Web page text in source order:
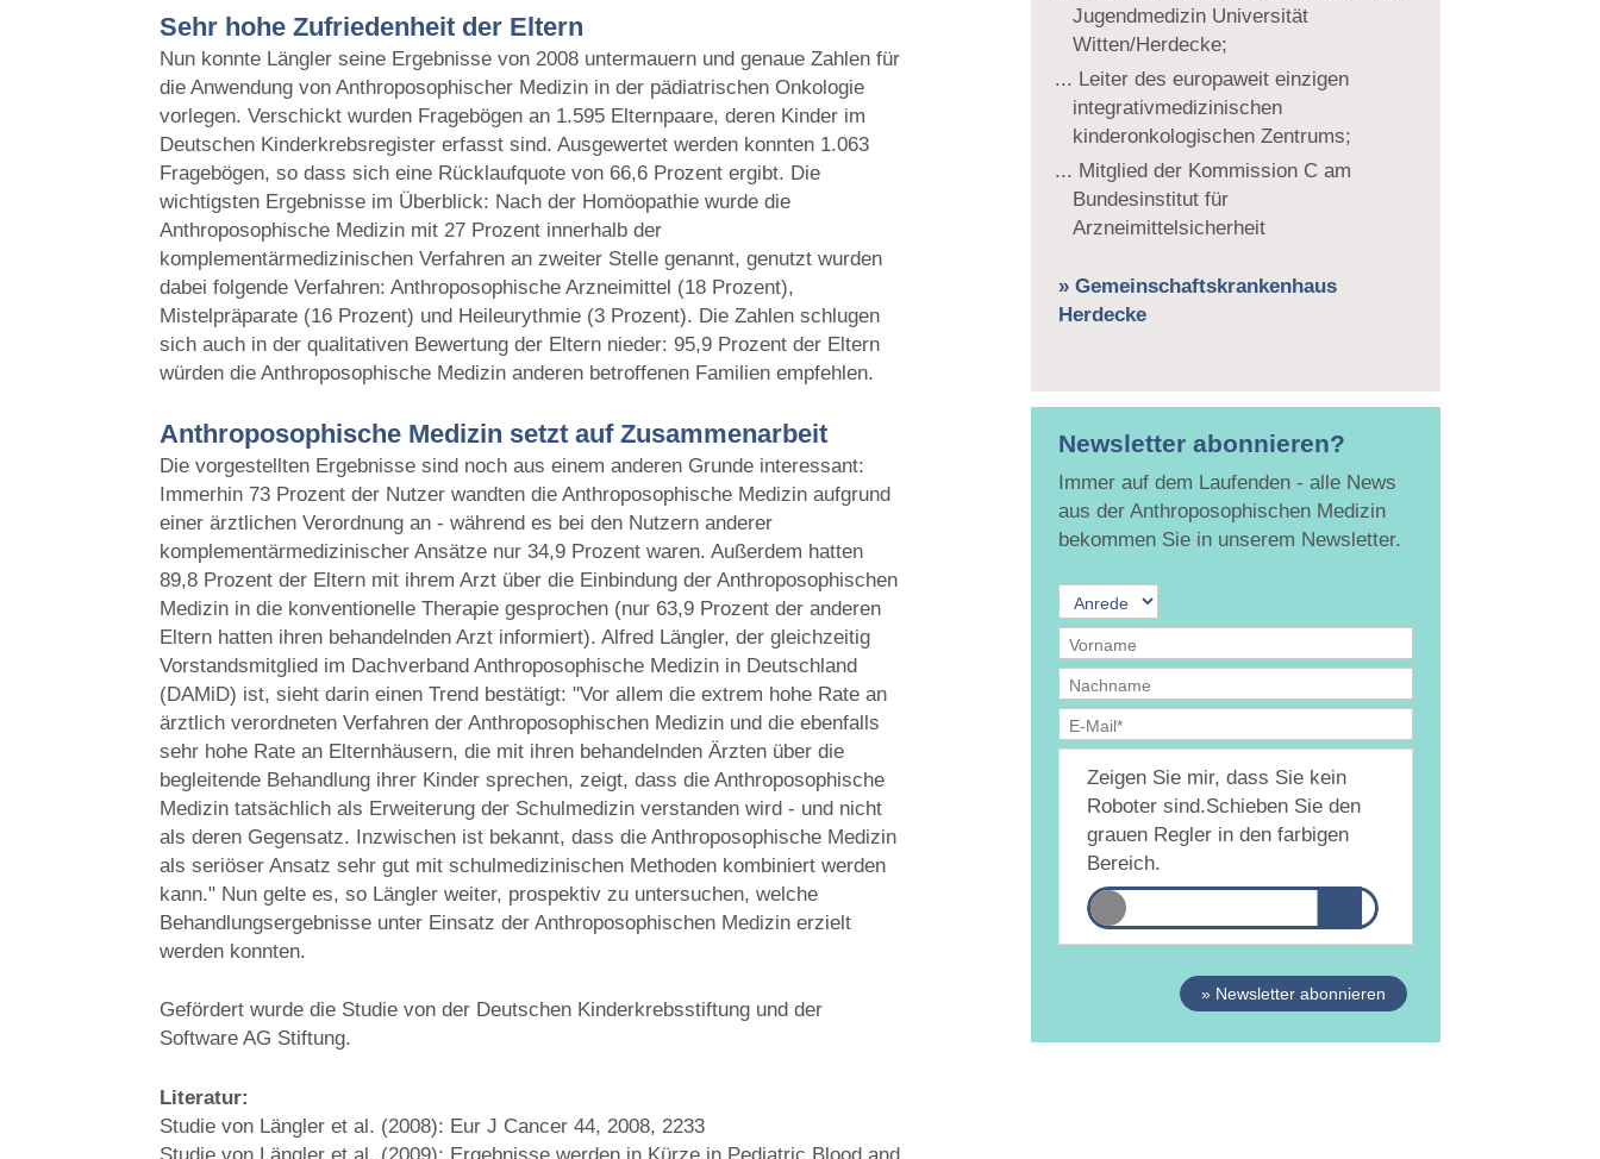
Sehr hohe Zufriedenheit der Eltern
Nun konnte Längler seine Ergebnisse von 2008 untermauern und genaue Zahlen für
die Anwendung von Anthroposophischer Medizin in der pädiatrischen Onkologie
vorlegen. Verschickt wurden Fragebögen an 1.595 Elternpaare, deren Kinder im
Deutschen Kinderkrebsregister erfasst sind. Ausgewertet werden konnten 1.063
Fragebögen, so dass sich eine Rücklaufquote von 66,6 Prozent ergibt. Die
wichtigsten Ergebnisse im Überblick: Nach der Homöopathie wurde die
Anthroposophische Medizin mit 27 Prozent innerhalb der
komplementärmedizinischen Verfahren an zweiter Stelle genannt, genutzt wurden
dabei folgende Verfahren: Anthroposophische Arzneimittel (18 Prozent),
Mistelpräparate (16 Prozent) und Heileurythmie (3 Prozent). Die Zahlen schlugen
sich auch in der qualitativen Bewertung der Eltern nieder: 95,9 Prozent der Eltern
würden die Anthroposophische Medizin anderen betroffenen Familien empfehlen.
Anthroposophische Medizin setzt auf Zusammenarbeit
Die vorgestellten Ergebnisse sind noch aus einem anderen Grunde interessant:
Immerhin 73 Prozent der Nutzer wandten die Anthroposophische Medizin aufgrund
einer ärztlichen Verordnung an - während es bei den Nutzern anderer
komplementärmedizinischer Ansätze nur 34,9 Prozent waren. Außerdem hatten
89,8 Prozent der Eltern mit ihrem Arzt über die Einbindung der Anthroposophischen
Medizin in die konventionelle Therapie gesprochen (nur 63,9 Prozent der anderen
Eltern hatten ihren behandelnden Arzt informiert). Alfred Längler, der gleichzeitig
Vorstandsmitglied im Dachverband Anthroposophische Medizin in Deutschland
(DAMiD) ist, sieht darin einen Trend bestätigt: "Vor allem die extrem hohe Rate an
ärztlich verordneten Verfahren der Anthroposophischen Medizin und die ebenfalls
sehr hohe Rate an Elternhäusern, die mit ihren behandelnden Ärzten über die
begleitende Behandlung ihrer Kinder sprechen, zeigt, dass die Anthroposophische
Medizin tatsächlich als Erweiterung der Schulmedizin verstanden wird - und nicht
als deren Gegensatz. Inzwischen ist bekannt, dass die Anthroposophische Medizin
als seriöser Ansatz sehr gut mit schulmedizinischen Methoden kombiniert werden
kann." Nun gelte es, so Längler weiter, prospektiv zu untersuchen, welche
Behandlungsergebnisse unter Einsatz der Anthroposophischen Medizin erzielt
werden konnten.
Gefördert wurde die Studie von der Deutschen Kinderkrebsstiftung und der
Software AG Stiftung.
Literatur:
Studie von Längler et al. (2008): Eur J Cancer 44, 2008, 2233
Studie von Längler et al. (2009): Ergebnisse werden in Kürze in Pediatric Blood and
Jugendmedizin Universität
Witten/Herdecke;
Leiter des europaweit einzigen
integrativmedizinischen
kinderonkologischen Zentrums;
Mitglied der Kommission C am
Bundesinstitut für
Arzneimittelsicherheit
» Gemeinschaftskrankenhaus
Herdecke
Newsletter abonnieren?
Immer auf dem Laufenden - alle News
aus der Anthroposophischen Medizin
bekommen Sie in unserem Newsletter.
einverstanden, dass DAMiD mich per E-Mail über
Themen und Veranstaltungen informiert.
Datenschutzerklärung
Zeigen Sie mir, dass Sie kein
Roboter sind.Schieben Sie den
grauen Regler in den farbigen
Bereich.
» Newsletter abonnieren